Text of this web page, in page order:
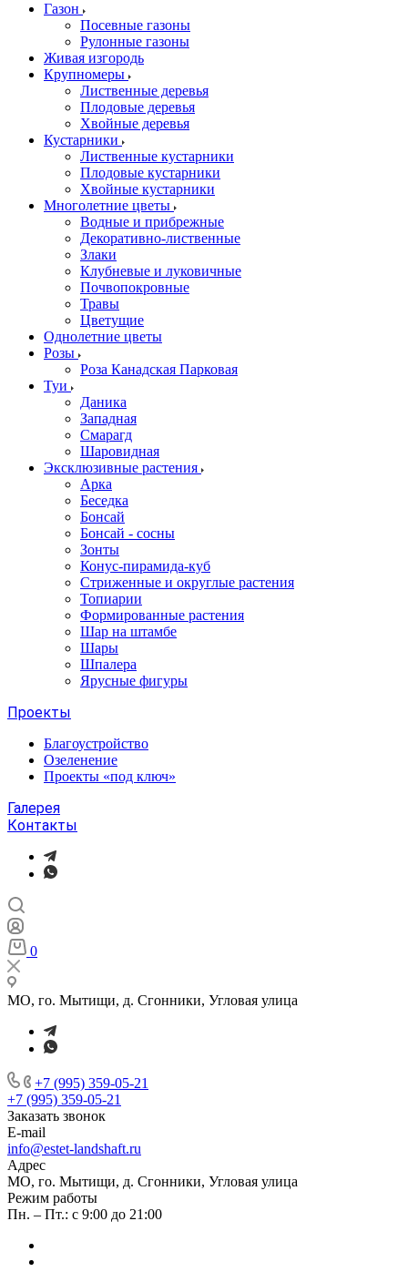
Газон
Посевные газоны
Рулонные газоны
Живая изгородь
Крупномеры
Лиственные деревья
Плодовые деревья
Хвойные деревья
Кустарники
Лиственные кустарники
Плодовые кустарники
Хвойные кустарники
Многолетние цветы
Водные и прибрежные
Декоративно-лиственные
Злаки
Клубневые и луковичные
Почвопокровные
Травы
Цветущие
Однолетние цветы
Розы
Роза Канадская Парковая
Туи
Даника
Западная
Смарагд
Шаровидная
Эксклюзивные растения
Арка
Беседка
Бонсай
Бонсай - сосны
Зонты
Конус-пирамида-куб
Стриженные и округлые растения
Топиарии
Формированные растения
Шар на штамбе
Шары
Шпалера
Ярусные фигуры
Проекты
Благоустройство
Озеленение
Проекты «под ключ»
Галерея
Контакты
0
МО, го. Мытищи, д. Сгонники, Угловая улица
+7 (995) 359-05-21
+7 (995) 359-05-21
Заказать звонок
E-mail
info@estet-landshaft.ru
Адрес
МО, го. Мытищи, д. Сгонники, Угловая улица
Режим работы
Пн. – Пт.: с 9:00 до 21:00